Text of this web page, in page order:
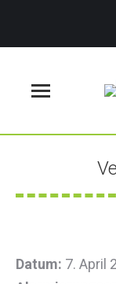
Datum: 7. April